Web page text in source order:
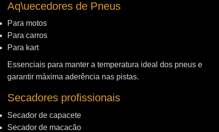
Aq\uecedores de Pneus
Para motos
Para carros
Para kart
Essenciais para manter a temperatura ideal dos pneus e
garantir máxima aderência nas pistas.
Secadores profissionais
Secador de capacete
Secador de macacão